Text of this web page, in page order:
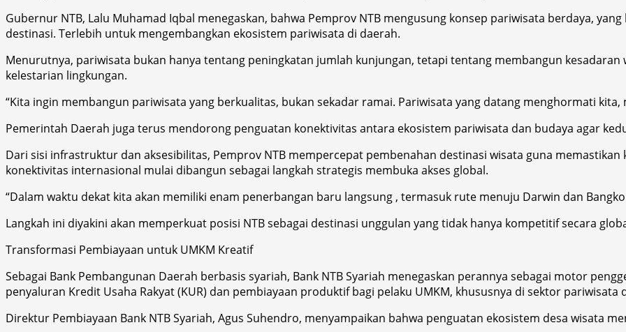
Gubernur NTB, Lalu Muhamad Iqbal menegaskan, bahwa Pemprov NTB mengusung konsep pariwisata berdaya,
destinasi. Terlebih untuk mengembangkan ekosistem pariwisata di daerah.
Menurutnya, pariwisata bukan hanya tentang peningkatan jumlah kunjungan, tetapi tentang membangun
kelestarian lingkungan.
“Kita ingin membangun pariwisata yang berkualitas, bukan sekadar ramai. Pariwisata yang datang menghormati
Pemerintah Daerah juga terus mendorong penguatan konektivitas antara ekosistem pariwisata dan budaya agar
Dari sisi infrastruktur dan aksesibilitas, Pemprov NTB mempercepat pembenahan destinasi wisata guna
konektivitas internasional mulai dibangun sebagai langkah strategis membuka akses global.
“Dalam waktu dekat kita akan memiliki enam penerbangan baru langsung , termasuk rute menuju Darwin dan
Langkah ini diyakini akan memperkuat posisi NTB sebagai destinasi unggulan yang tidak hanya kompetitif secara
Transformasi Pembiayaan untuk UMKM Kreatif
Sebagai Bank Pembangunan Daerah berbasis syariah, Bank NTB Syariah menegaskan perannya sebagai motor
penyaluran Kredit Usaha Rakyat (KUR) dan pembiayaan produktif bagi pelaku UMKM, khususnya di sektor pariwisata
Direktur Pembiayaan Bank NTB Syariah, Agus Suhendro, menyampaikan bahwa penguatan ekosistem desa wisata